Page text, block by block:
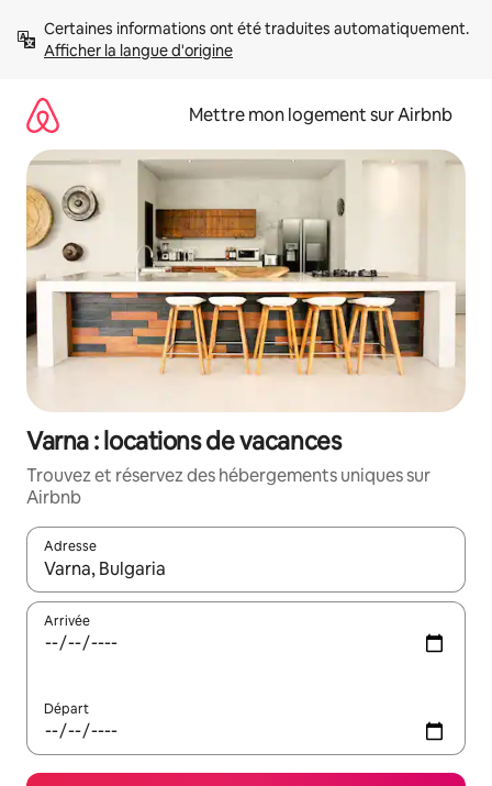
directement
Afficher la langue d'origine
Mettre mon logement sur Airbnb
Varna : locations de vacances
Trouvez et réservez des hébergements uniques sur
Airbnb
Adresse
Lorsque les résultats s'affichent, utilisez les flèches vers le
Arrivée
Départ